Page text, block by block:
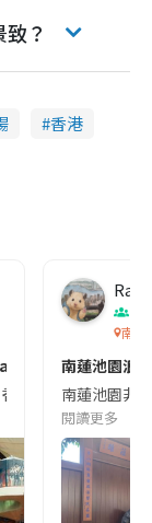
？
香港
The Summer💦！
港夏天熱到溶？
南蓮
南蓮池園浪
南蓮池園非
閱讀更多